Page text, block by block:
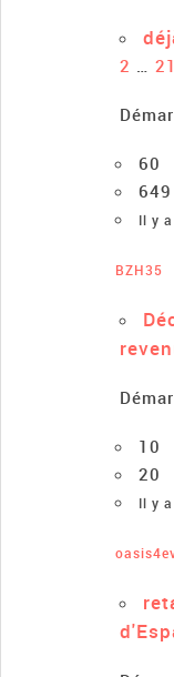
2 … 21
60
649
Il y
BZH35
10
20
Il y